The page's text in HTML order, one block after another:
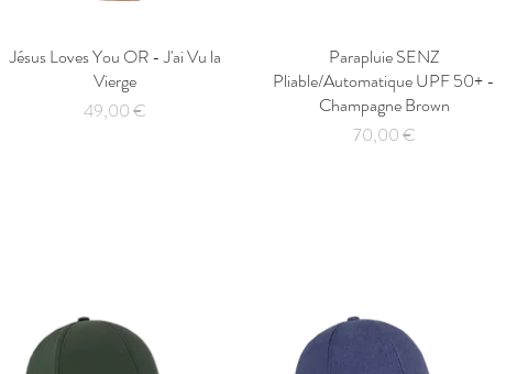
Aperçu rapide
Jésus Loves You OR - J'ai Vu la
Vierge
Prix
49,00 €
Aperçu rapide
Parapluie SENZ
Pliable/Automatique UPF 50+ -
Champagne Brown
Prix
70,00 €